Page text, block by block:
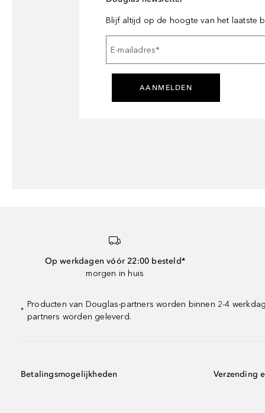
Blijf altijd op de hoogte van het laatste
E-mailadres*
AANMELDEN
Op werkdagen vóór 22:00 besteld*
morgen in huis
*
Producten van Douglas-partners worden binnen 2-4
partners worden geleverd.
Betalingsmogelijkheden Verzending